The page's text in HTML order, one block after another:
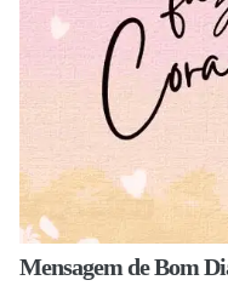
Mensagem de Bom